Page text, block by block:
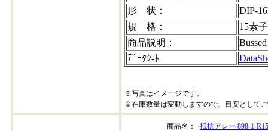
形 状：
DIP-
規 格：
15素
商品説明：
ﾃﾞｰﾀｼ-ﾄ
※写真はイメージです。
※在庫数量は変動しますので、目安として
商品名：
抵抗アレー 898-1-